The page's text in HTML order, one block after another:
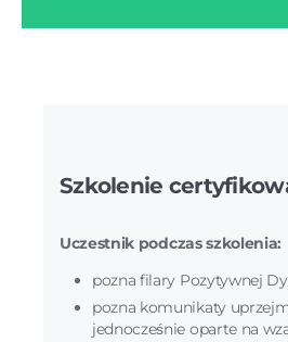
Szkolenie
Uczestnik podczas szkolenia:
pozna filary Pozytywnej
pozna komunikaty
jednocześnie oparte na